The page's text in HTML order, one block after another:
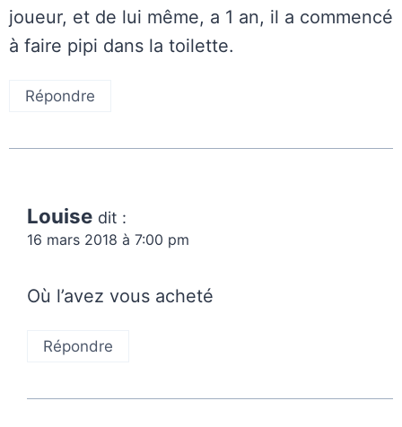
joueur, et de lui même, a 1 an, il a commencé
à faire pipi dans la toilette.
Répondre
Louise dit :
16 mars 2018 à 7:00 pm
Où l’avez vous acheté
Répondre